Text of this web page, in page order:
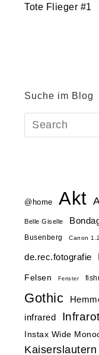
Reading
Tote Flieger #1
Suche im Blog
@home Akt
Belle Giselle
Busenberg Canon
de.rec.fotografie
Felsen Fenster
Gothic
infrared Infrarot
Instax Wide
Kaiserslautern